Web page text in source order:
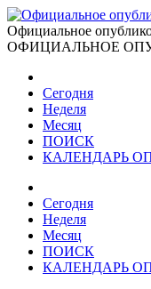
Официальное
ОФИЦИАЛЬНОЕ
Сегодня
Неделя
Месяц
ПОИСК
КАЛЕНДАРЬ
Сегодня
Неделя
Месяц
ПОИСК
КАЛЕНДАРЬ